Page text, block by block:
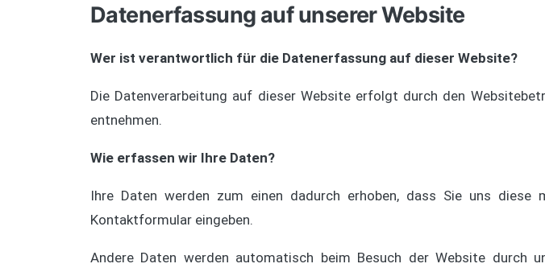
Datenerfassung auf unserer Website
Wer ist verantwortlich für die Datenerfassung auf dieser Website?
Die Datenverarbeitung auf dieser Website erfolgt durch den
entnehmen.
Wie erfassen wir Ihre Daten?
Ihre Daten werden zum einen dadurch erhoben, dass Sie uns
Kontaktformular eingeben.
Andere Daten werden automatisch beim Besuch der Website durch